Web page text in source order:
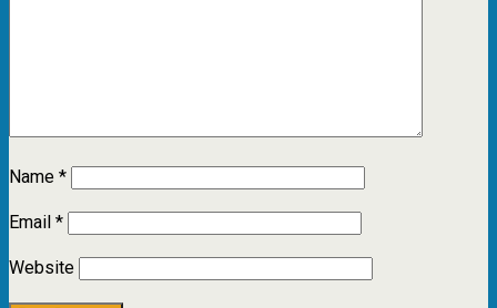
Name*
Email*
Website